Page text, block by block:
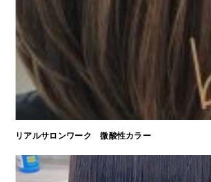
リアルサロンワーク 微酸性カラー